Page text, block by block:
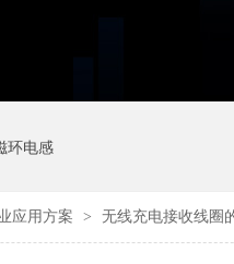
环电感
应用方案 > 无线充电接收线圈